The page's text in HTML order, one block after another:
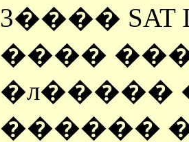
3����
����
�л�����